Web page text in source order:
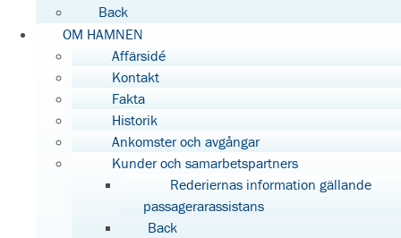
Back
OM HAMNEN
Affärsidé
Kontakt
Fakta
Historik
Ankomster och avgångar
Kunder och samarbetspartners
Rederiernas information gällande
passagerarassistans
Back